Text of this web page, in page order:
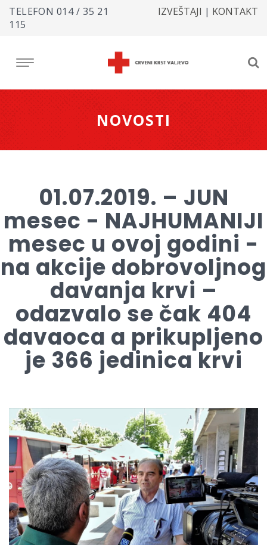
TELEFON 014 / 35 21
115
IZVEŠTAJI | KONTAKT
NOVOSTI
01.07.2019. – JUN
mesec - NAJHUMANIJI
mesec u ovoj godini -
na akcije dobrovoljnog
davanja krvi –
odazvalo se čak 404
davaoca a prikupljeno
je 366 jedinica krvi